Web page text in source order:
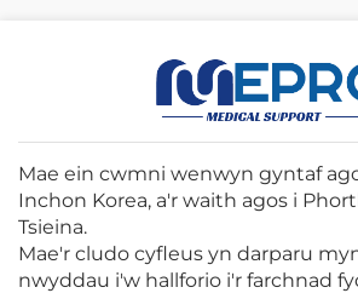
Mae ein cwmni wenwyn gyntaf
Inchon Korea, a'r waith agos i
Tsieina.
Mae'r cludo cyfleus yn darparu
nwyddau i'w hallforio i'r farchnad